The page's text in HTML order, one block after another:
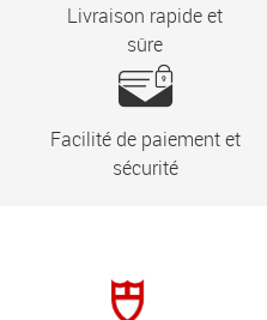
Livraison rapide et
sûre
Facilité de paiement et
sécurité